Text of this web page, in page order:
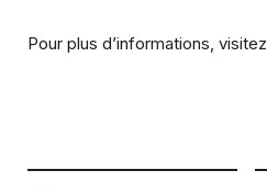
Pour plus d’informations, visitez